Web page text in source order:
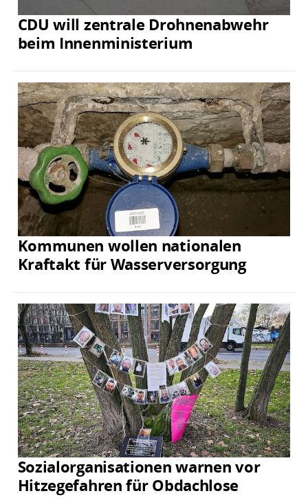
CDU will zentrale Drohnenabwehr
beim Innenministerium
Kommunen wollen nationalen
Kraftakt für Wasserversorgung
Sozialorganisationen warnen vor
Hitzegefahren für Obdachlose